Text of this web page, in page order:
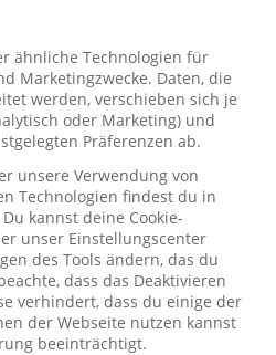
ähnliche Technologien für
Marketingzwecke. Daten, die
werden, verschieben sich je
oder Marketing) und
Präferenzen ab.
unsere Verwendung von
Technologien findest du in
Du kannst deine Cookie-
unser Einstellungscenter
des Tools ändern, das du
dass das Deaktivieren
verhindert, dass du einige der
der Webseite nutzen kannst
beeinträchtigt.